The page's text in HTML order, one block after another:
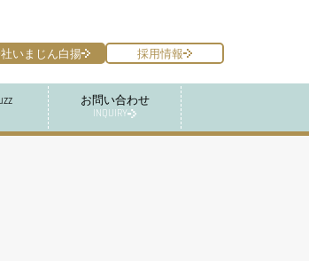
お問い合わせ
INQUIRY
いまじん白揚 採用情報